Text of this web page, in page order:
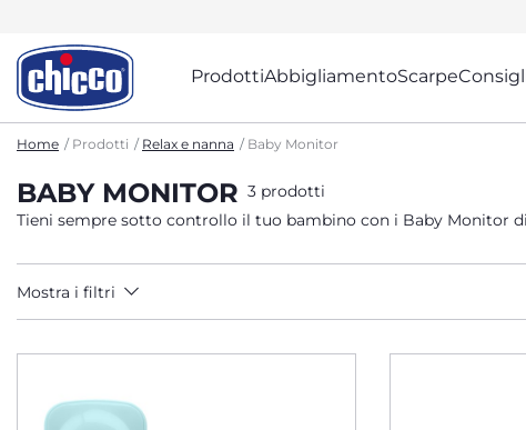
ProdottiAbbigliamentoScarpe
Home Prodotti Relax e nanna Baby Monitor
BABY MONITOR 3 prodotti
Tieni sempre sotto controllo il tuo bambino con i Baby Monitor
Mostra i filtri